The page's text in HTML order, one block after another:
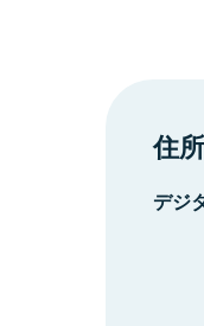
住
デジ